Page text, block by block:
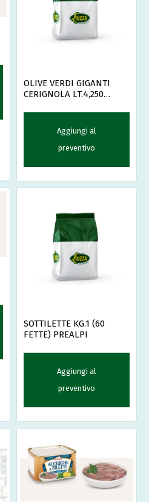
OLIVE VERDI GIGANTI
CERIGNOLA LT.4,250
Aggiungi al
preventivo
SOTTILETTE KG.1 (60
FETTE) PREALPI
Aggiungi al
preventivo